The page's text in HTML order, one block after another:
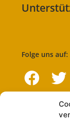
Folge uns auf:
Navigation